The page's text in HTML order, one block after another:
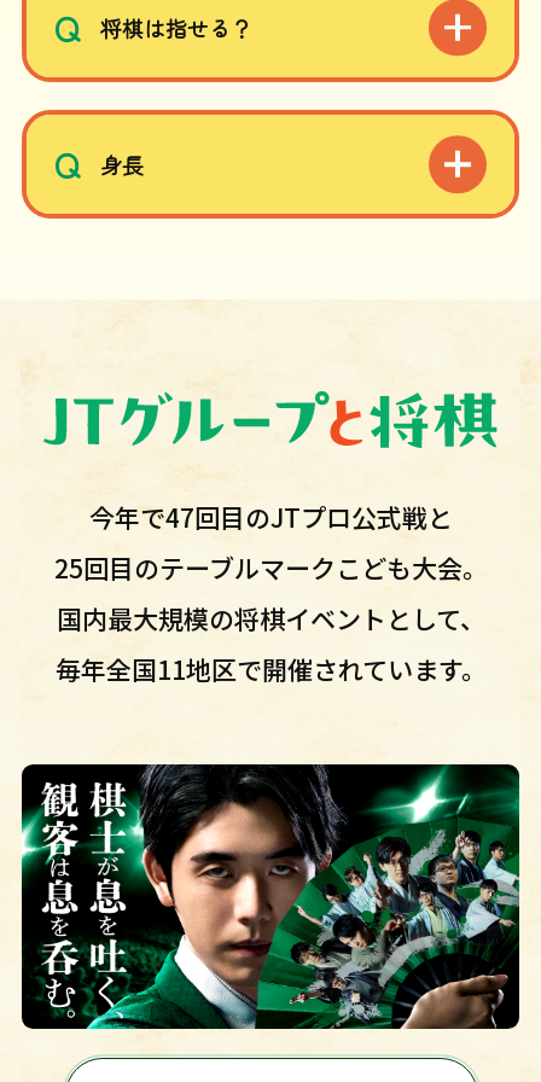
Q 将棋は指せる？
Q 身長
今年で47回目のJTプロ公式戦と
25回目のテーブルマークこども大会。
国内最大規模の将棋イベントとして、
毎年全国11地区で開催されています。